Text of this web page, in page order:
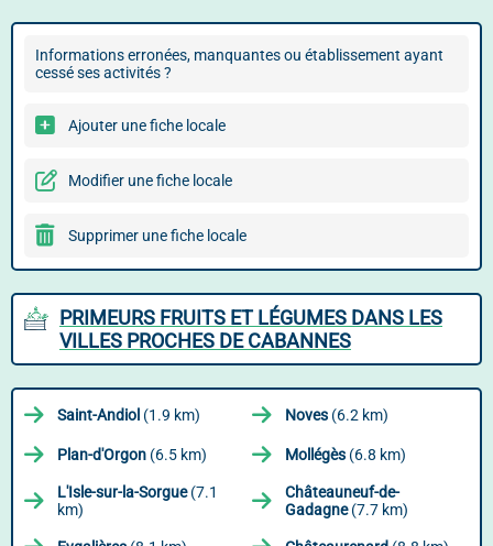
Informations erronées, manquantes ou établissement ayant
cessé ses activités ?
Ajouter une fiche locale
Modifier une fiche locale
Supprimer une fiche locale
PRIMEURS FRUITS ET LÉGUMES DANS LES
VILLES PROCHES DE CABANNES
Saint-Andiol (1.9 km) Noves (6.2 km)
Plan-d'Orgon (6.5 km) Mollégès (6.8 km)
L'Isle-sur-la-Sorgue(7.1
km)
Châteauneuf-de-
Gadagne(7.7 km)